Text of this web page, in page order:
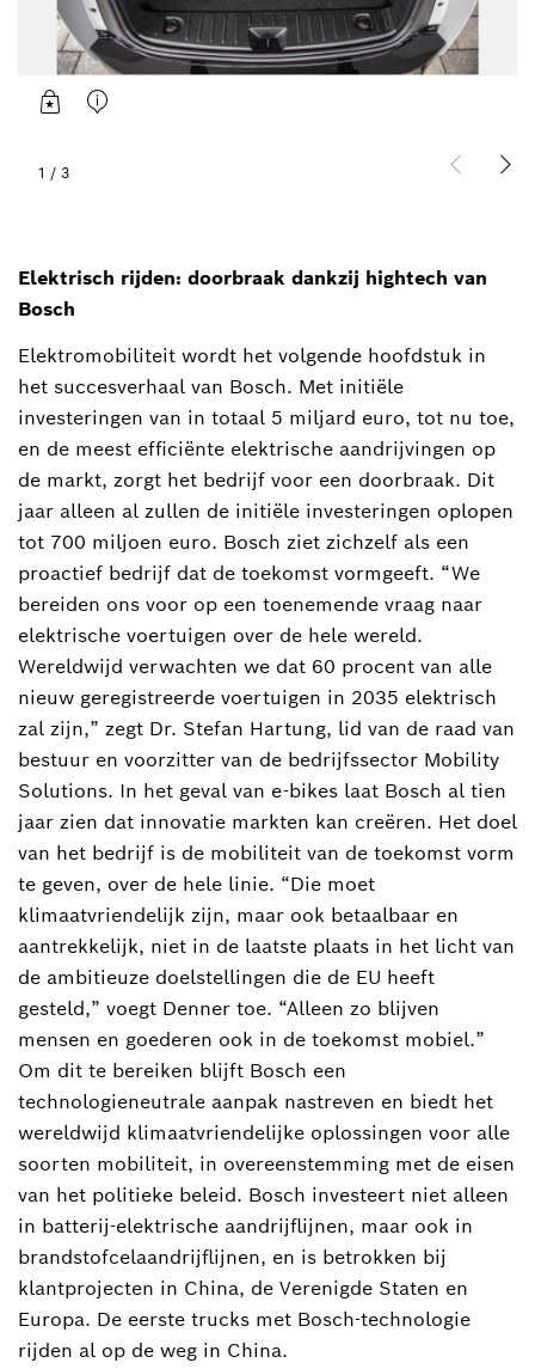
1 / 3
Elektrisch rijden: doorbraak dankzij hightech van
Bosch
Elektromobiliteit wordt het volgende hoofdstuk in
het succesverhaal van Bosch. Met initiële
investeringen van in totaal 5 miljard euro, tot nu toe,
en de meest efficiënte elektrische aandrijvingen op
de markt, zorgt het bedrijf voor een doorbraak. Dit
jaar alleen al zullen de initiële investeringen oplopen
tot 700 miljoen euro. Bosch ziet zichzelf als een
proactief bedrijf dat de toekomst vormgeeft. “We
bereiden ons voor op een toenemende vraag naar
elektrische voertuigen over de hele wereld.
Wereldwijd verwachten we dat 60 procent van alle
nieuw geregistreerde voertuigen in 2035 elektrisch
zal zijn,” zegt Dr. Stefan Hartung, lid van de raad van
bestuur en voorzitter van de bedrijfssector Mobility
Solutions. In het geval van e-bikes laat Bosch al tien
jaar zien dat innovatie markten kan creëren. Het doel
van het bedrijf is de mobiliteit van de toekomst vorm
te geven, over de hele linie. “Die moet
klimaatvriendelijk zijn, maar ook betaalbaar en
aantrekkelijk, niet in de laatste plaats in het licht van
de ambitieuze doelstellingen die de EU heeft
gesteld,” voegt Denner toe. “Alleen zo blijven
mensen en goederen ook in de toekomst mobiel.”
Om dit te bereiken blijft Bosch een
technologieneutrale aanpak nastreven en biedt het
wereldwijd klimaatvriendelijke oplossingen voor alle
soorten mobiliteit, in overeenstemming met de eisen
van het politieke beleid. Bosch investeert niet alleen
in batterij-elektrische aandrijflijnen, maar ook in
brandstofcelaandrijflijnen, en is betrokken bij
klantprojecten in China, de Verenigde Staten en
Europa. De eerste trucks met Bosch-technologie
rijden al op de weg in China.